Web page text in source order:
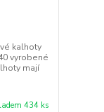
kalhoty
vyrobené
mají
434 ks